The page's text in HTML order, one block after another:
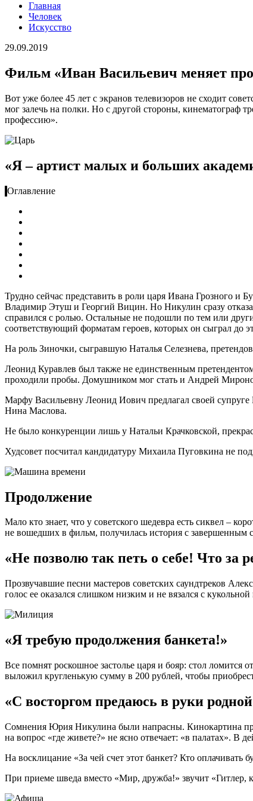
Главная
Человек
Искусство
29.09.2019
Фильм «Иван Васильевич меняет
Вот уже более 45 лет с экранов телевизоров не сходит
мог залечь на полки. Но с другой стороны, кинематограф
профессию».
«Я – артист малых и больших
Оглавление
Трудно сейчас представить в роли царя Ивана Грозного и
Владимир Этуш и Георгий Вицин. Но Никулин сразу
справился с ролью. Остальные не подошли по тем или
соответствующий форматам героев, которых он сыграл до
На роль Зиночки, сыгравшую Наталья Селезнева,
Леонид Куравлев был также не единственным
проходили пробы. Домушником мог стать и Андрей
Марфу Васильевну Леонид Иович предлагал своей супруге
Нина Маслова.
Не было конкуренции лишь у Натальи Крачковской,
Худсовет посчитал кандидатуру Михаила Пуговкина не
Продолжение
Мало кто знает, что у советского шедевра есть сиквел –
не вошедших в фильм, получилась история с завершенным
«Не позволю так петь о себе! Что за
Прозвучавшие песни мастеров советских саундтреков
голос ее оказался слишком низким и не вязался с
«Я требую продолжения банкета!»
Все помнят роскошное застолье царя и бояр: стол ломится
выложил кругленькую сумму в 200 рублей, чтобы
«С восторгом предаюсь в руки
Сомнения Юрия Никулина были напрасны. Кинокартина
на вопрос «где живете?» не ясно отвечает: «в палатах». В
На восклицание «За чей счет этот банкет? Кто
При приеме шведа вместо «Мир, дружба!» звучит «Гитлер,